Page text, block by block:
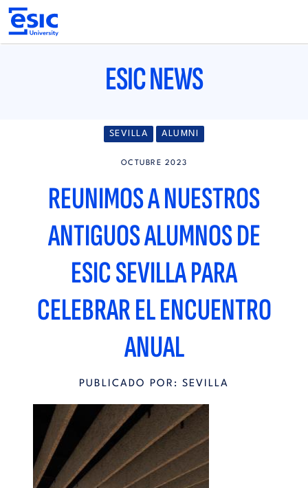
Pasar
contenido
ESIC NEWS
SEVILLA ALUMNI
OCTUBRE 2023
REUNIMOS A NUESTROS
ANTIGUOS ALUMNOS DE
ESIC SEVILLA PARA
CELEBRAR EL ENCUENTRO
ANUAL
PUBLICADO POR: SEVILLA